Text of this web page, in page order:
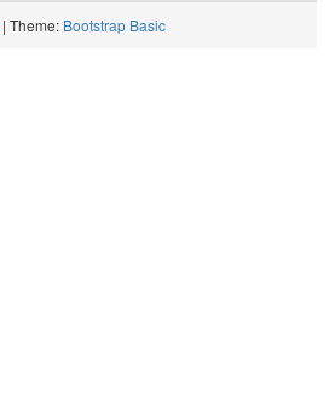
| Theme: Bootstrap Basic